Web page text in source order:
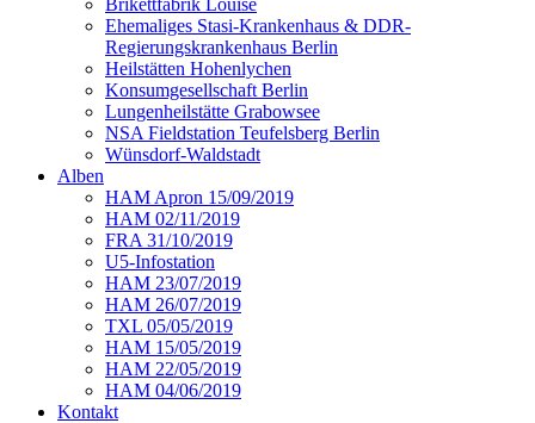
Ehemaliges Stasi-Krankenhaus & DDR-
Regierungskrankenhaus Berlin
Heilstätten Hohenlychen
Konsumgesellschaft Berlin
Lungenheilstätte Grabowsee
NSA Fieldstation Teufelsberg Berlin
Wünsdorf-Waldstadt
Alben
HAM Apron 15/09/2019
HAM 02/11/2019
FRA 31/10/2019
U5-Infostation
HAM 23/07/2019
HAM 26/07/2019
TXL 05/05/2019
HAM 15/05/2019
HAM 22/05/2019
HAM 04/06/2019
Kontakt